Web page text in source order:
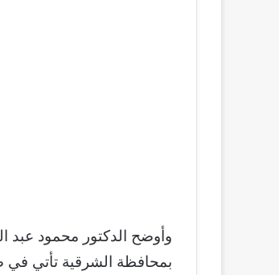
وأوضح الدكتور محمود عبد
بمحافظة الشرقية تأتي في